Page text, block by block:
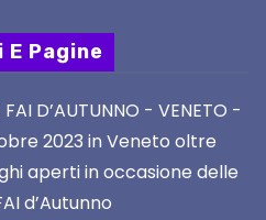
Pagine
D’AUTUNNO - VENETO -
2023 in Veneto oltre
aperti in occasione delle
d’Autunno